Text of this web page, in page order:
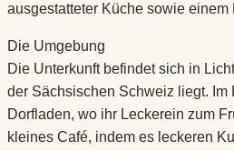
ausgestatteter Küche sowie einem
Die Umgebung
Die Unterkunft befindet sich in
der Sächsischen Schweiz liegt. Im
Dorfladen, wo ihr Leckerein zum
kleines Café, indem es leckeren